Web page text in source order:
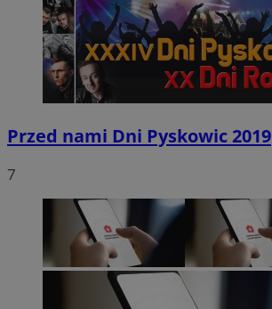
Przed nami Dni Pyskowic 2019
7